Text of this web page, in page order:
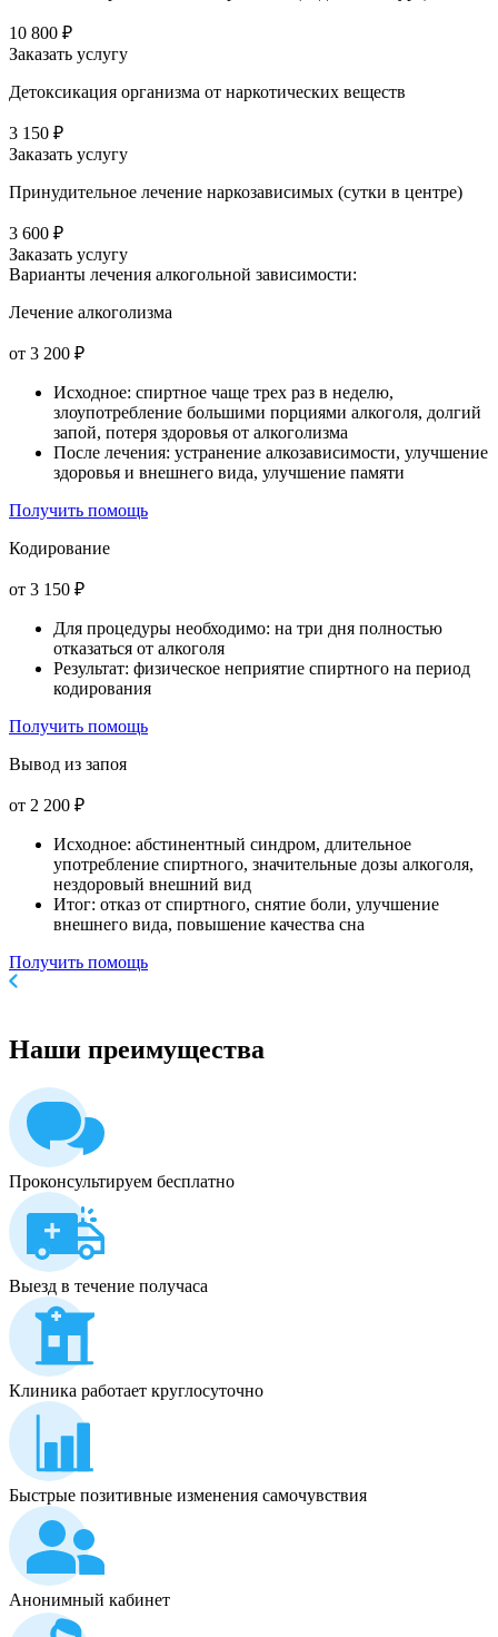
10 800 ₽
Заказать услугу
Детоксикация организма от наркотических веществ
3 150 ₽
Заказать услугу
Принудительное лечение наркозависимых (сутки в центре)
3 600 ₽
Заказать услугу
Варианты лечения алкогольной зависимости:
Лечение алкоголизма
от 3 200 ₽
Исходное: спиртное чаще трех раз в неделю,
злоупотребление большими порциями алкоголя, долгий
запой, потеря здоровья от алкоголизма
После лечения: устранение алкозависимости, улучшение
здоровья и внешнего вида, улучшение памяти
Получить помощь
Кодирование
от 3 150 ₽
Для процедуры необходимо: на три дня полностью
отказаться от алкоголя
Результат: физическое неприятие спиртного на период
кодирования
Получить помощь
Вывод из запоя
от 2 200 ₽
Исходное: абстинентный синдром, длительное
употребление спиртного, значительные дозы алкоголя,
нездоровый внешний вид
Итог: отказ от спиртного, снятие боли, улучшение
внешнего вида, повышение качества сна
Получить помощь
Наши преимущества
Проконсультируем бесплатно
Выезд в течение получаса
Клиника работает круглосуточно
Быстрые позитивные изменения самочувствия
Анонимный кабинет